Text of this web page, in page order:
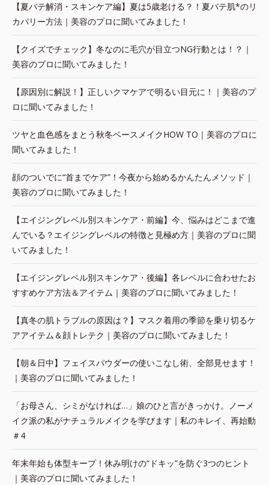
【夏バテ解消・スキンケア編】夏は5歳老ける？！夏バテ肌*のリ
カバリー方法｜美容のプロに聞いてみました！
【クイズでチェック】冬なのに毛穴が目立つNG行動とは！？｜
美容のプロに聞いてみました！
【原因別に解説！】正しいクマケアで明るい目元に！｜美容のプ
ロに聞いてみました！
ツヤと血色感をまとう秋冬ベースメイクHOW TO｜美容のプロに
聞いてみました！
顔のついでに“首までケア”！今夜から始めるかんたんメソッド｜
美容のプロに聞いてみました！
【エイジングレベル別スキンケア・前編】今、悩みはどこまで進
んでいる？エイジングレベルの特徴と見極め方｜美容のプロに聞
いてみました！
【エイジングレベル別スキンケア・後編】各レベルに合わせたお
すすめケア方法＆アイテム｜美容のプロに聞いてみました！
【真冬の肌トラブルの原因は？】マスク着用の季節を乗り切るケ
アアイテム＆顔トレテク｜美容のプロに聞いてみました！
【朝＆日中】フェイスパウダーの使いこなし術、全部見せます！
｜美容のプロに聞いてみました！
「お母さん、シミがなければ…」娘のひと言がきっかけ。ノーメ
イク派の私がナチュラルメイクを学びます｜私のキレイ、再始動
＃4
年末年始も体型キープ！休み明けの“ドキッ”を防ぐ3つのヒント
｜美容のプロに聞いてみました！